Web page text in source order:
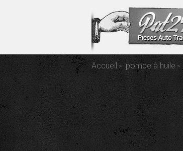
Accueil pompe à huile